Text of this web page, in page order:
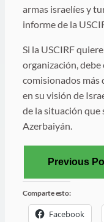
armas israelíes y
informe de la
Si la USCIRF
organización,
comisionados más
en su visión de
de la situación que
Azerbaiyán.
Previous
Comparte esto:
Facebook